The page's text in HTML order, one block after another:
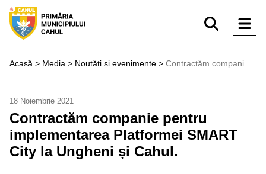
Acasă Media Noutăți și evenimente Contractăm companie pentru implementarea Platformei SMART City la Ungheni și Cahul.
18 Noiembrie 2021
Contractăm companie pentru
implementarea Platformei SMART
City la Ungheni și Cahul.